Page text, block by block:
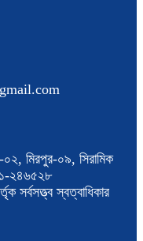
মিরপুর-০৯, সিরামিক
২৪৬৫২৮
সর্বসত্ত্ব স্বত্বাধিকার